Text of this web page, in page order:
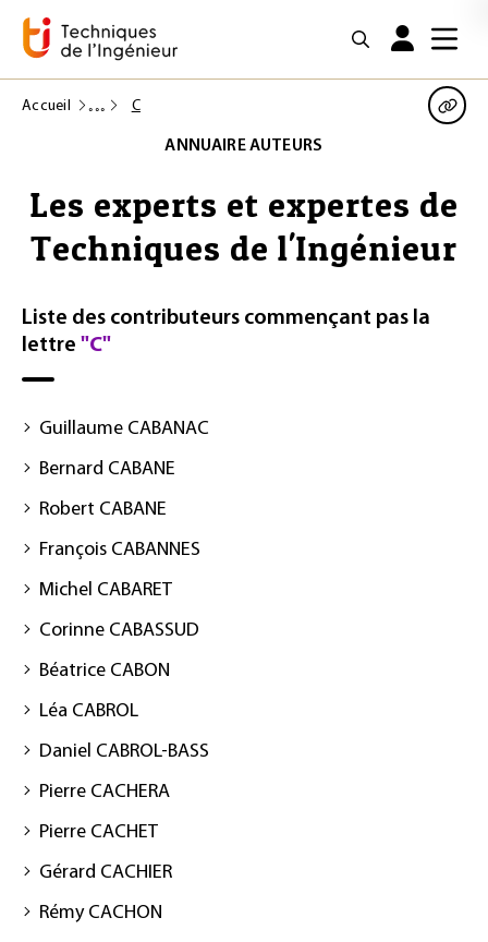
Accueil C
ANNUAIRE AUTEURS
Les experts et expertes de
Techniques de l'Ingénieur
Liste des contributeurs commençant pas la
lettre "C"
Guillaume CABANAC
Bernard CABANE
Robert CABANE
François CABANNES
Michel CABARET
Corinne CABASSUD
Béatrice CABON
Léa CABROL
Daniel CABROL-BASS
Pierre CACHERA
Pierre CACHET
Gérard CACHIER
Rémy CACHON